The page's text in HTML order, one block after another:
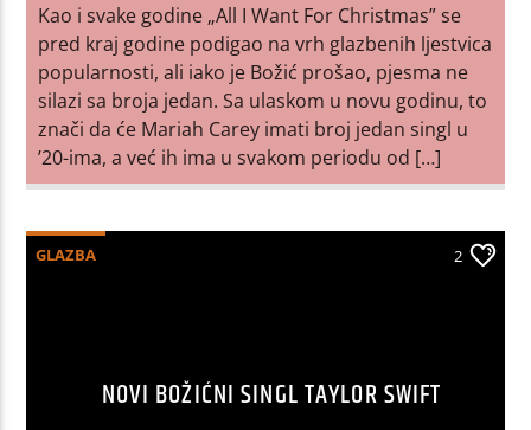
Kao i svake godine „All I Want For Christmas” se
pred kraj godine podigao na vrh glazbenih ljestvica
popularnosti, ali iako je Božić prošao, pjesma ne
silazi sa broja jedan. Sa ulaskom u novu godinu, to
znači da će Mariah Carey imati broj jedan singl u
’20-ima, a već ih ima u svakom periodu od […]
GLAZBA 2
NOVI BOŽIĆNI SINGL TAYLOR SWIFT